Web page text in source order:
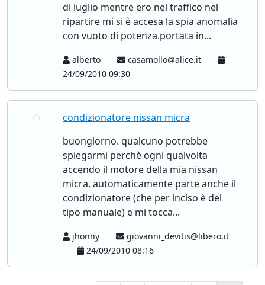
di luglio mentre ero nel traffico nel
ripartire mi si è accesa la spia anomalia
con vuoto di potenza.portata in...
alberto
casamollo@alice.it
24/09/2010 09:30
condizionatore nissan micra
buongiorno. qualcuno potrebbe
spiegarmi perchè ogni qualvolta
accendo il motore della mia nissan
micra, automaticamente parte anche il
condizionatore (che per inciso è del
tipo manuale) e mi tocca...
jhonny
giovanni_devitis@libero.it
24/09/2010 08:16